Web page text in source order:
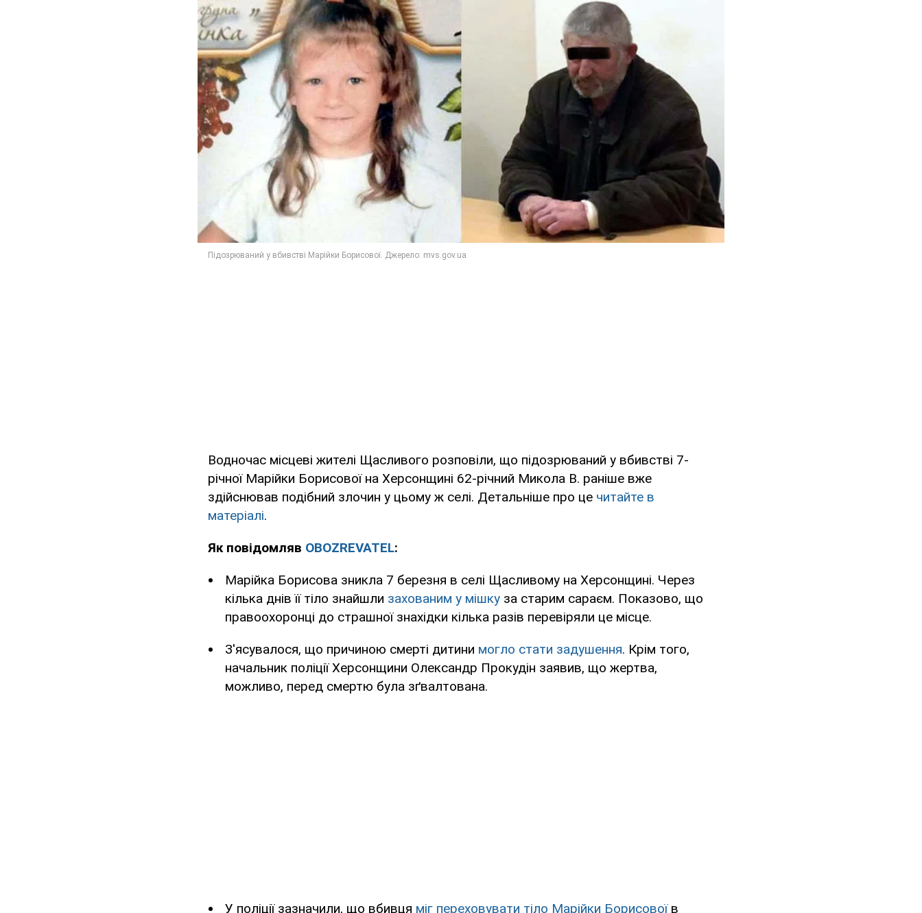
Водночас місцеві жителі Щасливого розповіли, що підозрюваний у вбивстві 7-
річної Марійки Борисової на Херсонщині 62-річний Микола В. раніше вже
здійснював подібний злочин у цьому ж селі. Детальніше про це читайте в
матеріалі.
Як повідомляв OBOZREVATEL:
Марійка Борисова зникла 7 березня в селі Щасливому на Херсонщині. Через
кілька днів її тіло знайшли захованим у мішку за старим сараєм. Показово, що
правоохоронці до страшної знахідки кілька разів перевіряли це місце.
З'ясувалося, що причиною смерті дитини могло стати задушення. Крім того,
начальник поліції Херсонщини Олександр Прокудін заявив, що жертва,
можливо, перед смертю була зґвалтована.
У поліції зазначили, що вбивця міг переховувати тіло Марійки Борисовоїв